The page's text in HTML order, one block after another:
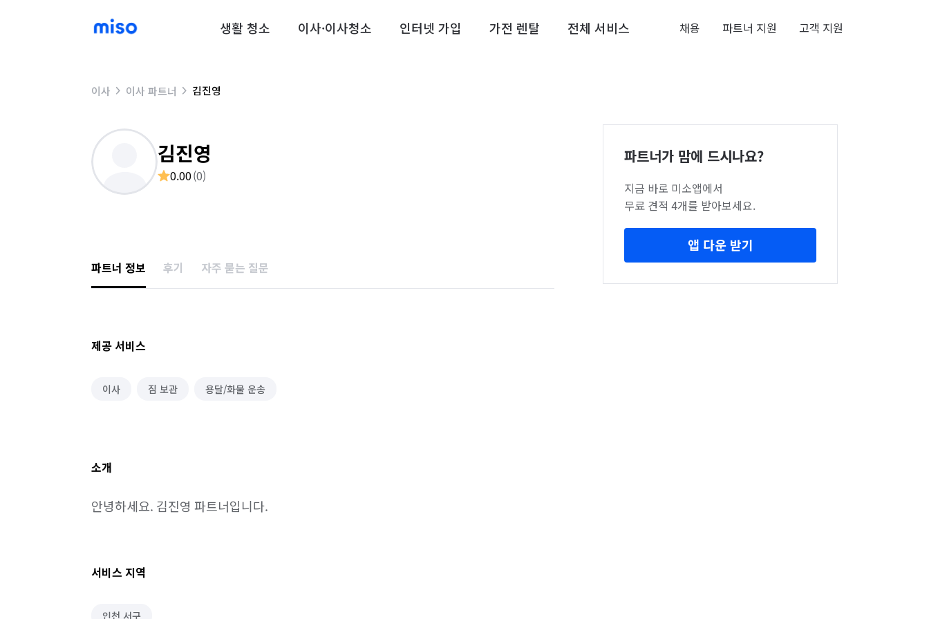
생활 청소 이사·이사청소 인터넷 가입 가전 렌탈 전체 서비스 채용 파트너 지원 고객 지원
이사 이사 파트너 김진영
김진영
0.00(0)
파트너 정보 후기 자주 묻는 질문
제공 서비스
이사 짐 보관 용달/화물 운송
소개
안녕하세요. 김진영 파트너입니다.
서비스 지역
인천 서구
파트너가 맘에 드시나요?
지금 바로 미소앱에서
무료 견적 4개를 받아보세요.
앱 다운 받기